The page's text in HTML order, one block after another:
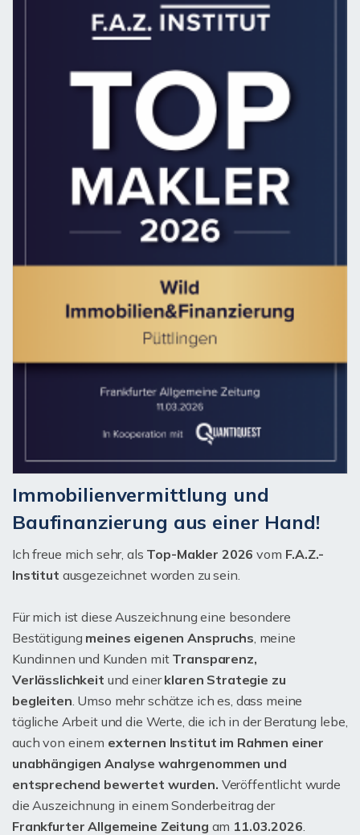
Immobilienvermittlung und
Baufinanzierung aus einer Hand!
Ich freue mich sehr, als Top-Makler 2026vom F.A.Z.-
Institut ausgezeichnet worden zu sein.
Für mich ist diese Auszeichnung eine besondere
Bestätigung meines eigenen Anspruchs , meine
Kundinnen und Kunden mit Transparenz,
Verlässlichkeit und einerklaren Strategie zu
begleiten . Umso mehr schätze ich es, dass meine
tägliche Arbeit und die Werte, die ich in der Beratung lebe,
auch von einem externen Institut im Rahmen einer
unabhängigen Analyse wahrgenommen und
entsprechend bewertet wurden. Veröffentlicht wurde
die Auszeichnung in einem Sonderbeitrag der
Frankfurter Allgemeine Zeitung am 11.03.2026